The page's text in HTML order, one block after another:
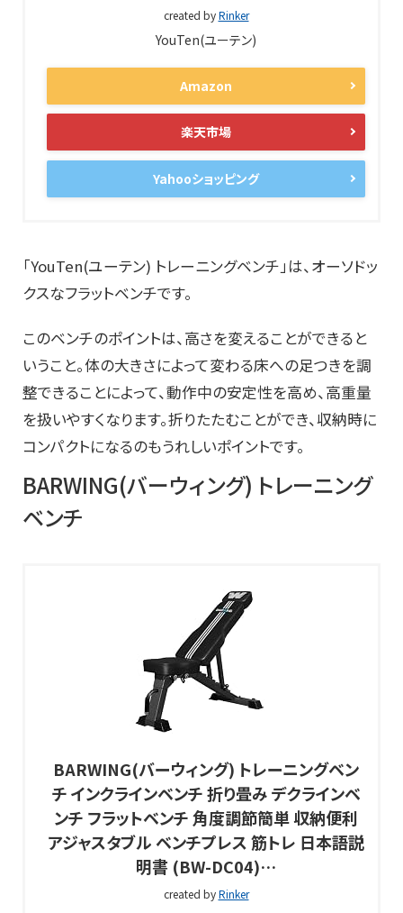
created byRinker
YouTen(ユーテン)
Amazon
楽天市場
Yahooショッピング
「YouTen(ユーテン) トレーニングベンチ」は、オーソドッ
クスなフラットベンチです。
このベンチのポイントは、高さを変えることができると
いうこと。体の大きさによって変わる床への足つきを調
整できることによって、動作中の安定性を高め、高重量
を扱いやすくなります。折りたたむことができ、収納時に
コンパクトになるのもうれしいポイントです。
BARWING(バーウィング) トレーニング
ベンチ
BARWING(バーウィング) トレーニングベン
チ インクラインベンチ 折り畳み デクラインベ
ンチ フラットベンチ 角度調節簡単 収納便利
アジャスタブル ベンチプレス 筋トレ 日本語説
明書 (BW-DC04)…
created byRinker